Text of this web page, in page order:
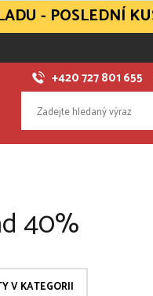
+420 727 801 655
40%
V KATEGORII
- POSLEDNÍ